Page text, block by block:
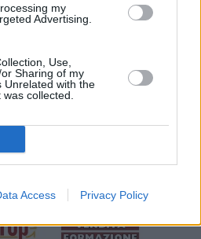
my
Advertising.
Use,
Sharing of my
Unrelated with the
collected.
Access Privacy Policy
cordialità.